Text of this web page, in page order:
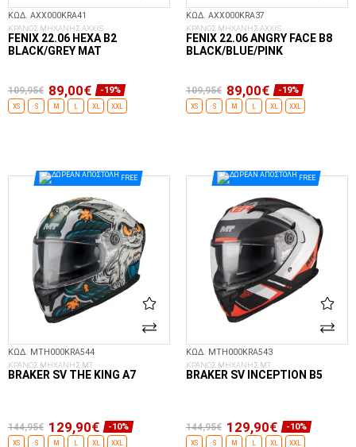
ΚΩΔ. AXX000KRA41
ΚΡΑΝΟΣ ΜΗΧΑΝΗΣ AXXIS
FENIX 22.06 HEXA B2
BLACK/GREY MAT
109,95€ 89,00€ -19%
XS S M XL XXL
ΚΩΔ. AXX000KRA37
ΚΡΑΝΟΣ ΜΗΧΑΝΗΣ AXXIS
FENIX 22.06 ANGRY FACE B8
BLACK/BLUE/PINK
109,95€ 89,00€ -19%
XS S M XL XXL
FREE
ΚΩΔ. MTH000KRA544
ΚΡΑΝΟΣ ΜΗΧΑΝΗΣ MT
BRAKER SV THE KING A7
144,95€ 129,90€ -10%
XS S M XL XXL
FREE
ΚΩΔ. MTH000KRA543
ΚΡΑΝΟΣ ΜΗΧΑΝΗΣ MT
BRAKER SV INCEPTION B5
144,95€ 129,90€ -10%
XS S M XL XXL